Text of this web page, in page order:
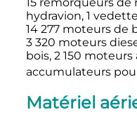
hydravion, 1
14 277 moteursde
3 320 moteurs
bois, 2 150 moteurs
accumulateurs
Matériel